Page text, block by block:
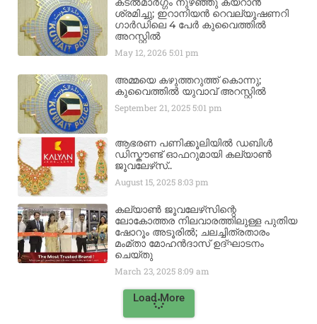
ശ്രമിച്ചു; ഇറാനിയൻ റെവല്യൂഷണറി
ഗാർഡിലെ 4 പേർ കുവൈത്തിൽ
അറസ്റ്റിൽ
May 12, 20265:01 pm
അമ്മയെ കഴുത്തറുത്ത് കൊന്നു;
കുവൈത്തിൽ യുവാവ് അറസ്റ്റിൽ
September 21, 20255:01 pm
ആഭരണ പണിക്കൂലിയിൽ ഡബിൾ
ഡിസ്കൗണ്ട് ഓഫറുമായി കല്യാൺ
ജൂവലേഴ്‌സ്..
August 15, 20258:03 pm
കല്യാൺ ജൂവലേഴ്‌സിന്റെ
ലോകോത്തര നിലവാരത്തിലുള്ള പുതിയ
ഷോറൂം അടൂരിൽ; ചലച്ചിത്രതാരം
മംമ്താ മോഹൻദാസ് ഉദ്ഘാടനം
ചെയ്‌തു
March 23, 20258:09 am
Load More